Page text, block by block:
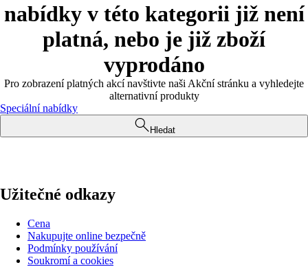
nabídky v této kategorii již není
platná, nebo je již zboží
vyprodáno
Pro zobrazení platných akcí navštivte naši Akční stránku a vyhledejte
alternativní produkty
Speciální nabídky
Hledat
Užitečné odkazy
Cena
Nakupujte online bezpečně
Podmínky používání
Soukromí a cookies